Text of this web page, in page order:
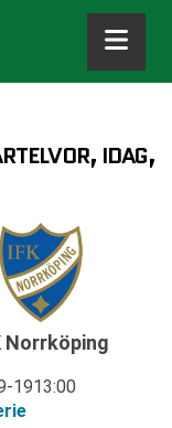
IDAG,
1913:00
Norrköping